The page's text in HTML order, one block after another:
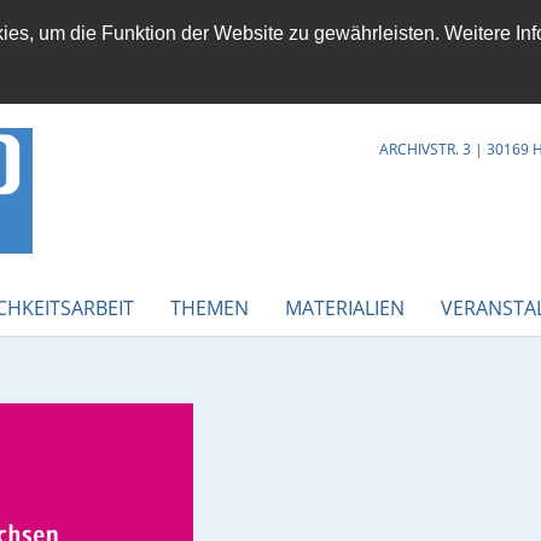
um die Funktion der Website zu gewährleisten. Weitere
ARCHIVSTR. 3 | 30169
THEMEN MATERIALIEN